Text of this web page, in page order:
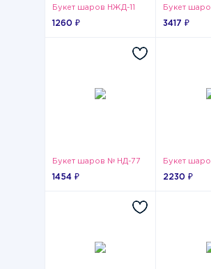
Букет шаров НЖД-11
1260 ₽
Букет
3417 ₽
Букет шаров № НД-77
1454 ₽
Букет
2230 ₽